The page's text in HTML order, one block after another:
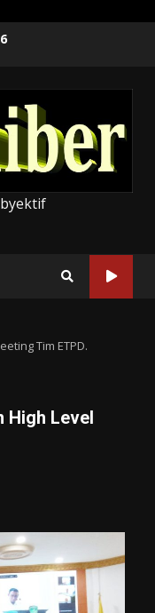
Tim ETPD.
High Level